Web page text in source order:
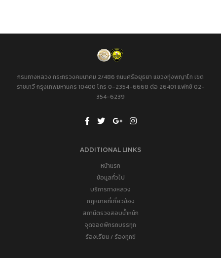
กรมทางหลวง กระทรวงคมนาคม 2/486 ถนนศรีอยุธยา แขวงทุ่งพญาไท เขต
ราชเทวี กรุงเทพมหานคร 10400 โทร 0-2354-6668 ต่อ 26401 แฟกซ์ 02-
354-6239
ADDITIONAL LINKS
หน้าแรก
ข้อมูลทั่วไป
บริการทางหลวง
กฎหมายที่เกี่ยวข้อง
สถานีตรวจสอบน้ำหนัก
จุดจอดพักรถบรรทุก
ร้องเรียน / ร้องทุกข์